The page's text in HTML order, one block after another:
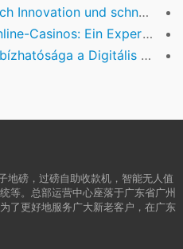
technologische Entwicklungen geprägt ist, g
Ein Expertenüberblick
Hogyan Értékeljük a Minőséget?
地磅，过磅自助收款机，智能无人值
等。总部运营中心座落于广东省广州
了更好地服务广大新老客户，在广东